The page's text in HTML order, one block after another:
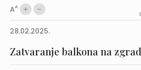
AA
28.02.2025.
Zatvaranje balkona na